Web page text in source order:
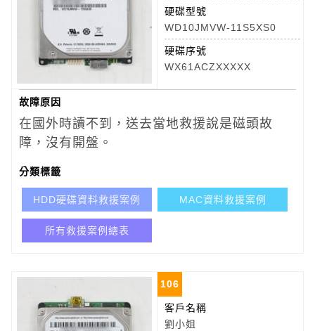
硬碟型號
WD10JMVW-11S5XS0
硬碟序號
WX61ACZXXXXX
故障原因
在國外時讀不到，送去當地救援說是磁頭故
障，沒有開盤。
分類標籤
HDD硬碟資料救援案例 MAC資料救援案例
所有救援案例總表
106
客戶名稱
劉小姐